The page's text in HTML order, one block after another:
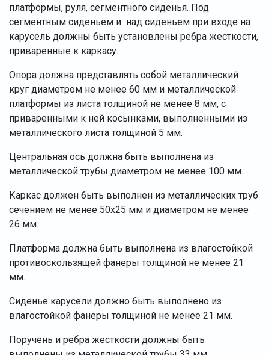
платформы, руля, сегментного сиденья. Под
сегментным сиденьем и над сиденьем при входе на
карусель должны быть установлены ребра жесткости,
приваренные к каркасу.
Опора должна представлять собой металлический
круг диаметром не менее 60 мм и металлической
платформы из листа толщиной не менее 8 мм, с
приваренными к ней косынками, выполненными из
металлического листа толщиной 5 мм.
Центральная ось должна быть выполнена из
металлической трубы диаметром не менее 100 мм.
Каркас должен быть выполнен из металлических труб
сечением не менее 50х25 мм и диаметром не менее
26 мм.
Платформа должна быть выполнена из влагостойкой
противоскользящей фанеры толщиной не менее 21
мм.
Сиденье карусели должно быть выполнено из
влагостойкой фанеры толщиной не менее 21 мм.
Поручень и ребра жесткости должны быть